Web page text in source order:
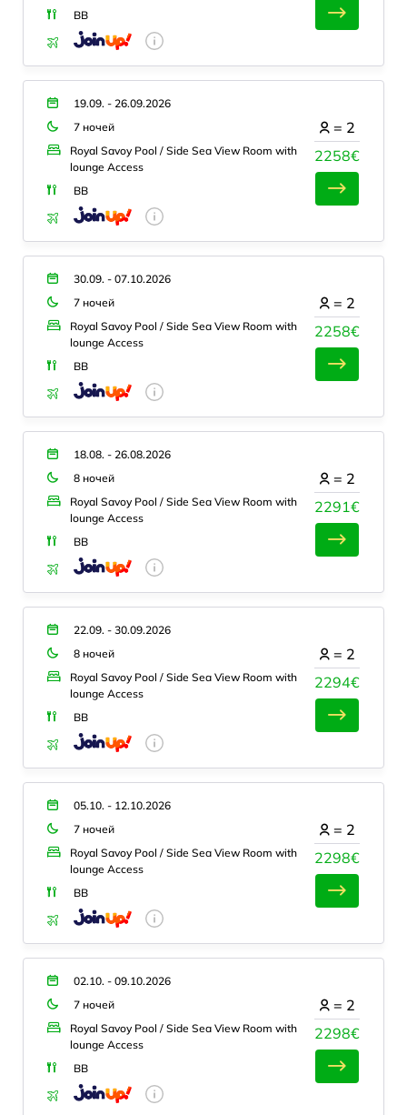
BB
19.09. - 26.09.2026
7 ночей
Royal Savoy Pool / Side Sea View Room with
lounge Access
BB
2258€
= 2
30.09. - 07.10.2026
7 ночей
Royal Savoy Pool / Side Sea View Room with
lounge Access
BB
2258€
= 2
18.08. - 26.08.2026
8 ночей
Royal Savoy Pool / Side Sea View Room with
lounge Access
BB
2291€
= 2
22.09. - 30.09.2026
8 ночей
Royal Savoy Pool / Side Sea View Room with
lounge Access
BB
2294€
= 2
05.10. - 12.10.2026
7 ночей
Royal Savoy Pool / Side Sea View Room with
lounge Access
BB
2298€
= 2
02.10. - 09.10.2026
7 ночей
Royal Savoy Pool / Side Sea View Room with
lounge Access
BB
2298€
= 2